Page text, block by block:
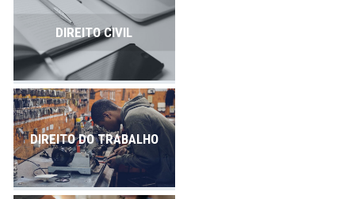
DIREITO CIVIL
DIREITO DO TRABALHO